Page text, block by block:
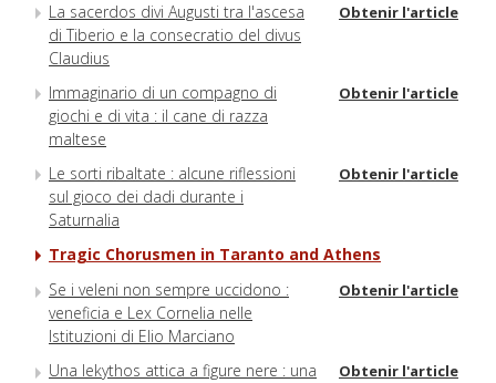
La sacerdos divi Augusti tra l'ascesa
di Tiberio e la consecratio del divus
Claudius
Obtenir l'article
Immaginario di un compagno di
giochi e di vita : il cane di razza
maltese
Obtenir l'article
Le sorti ribaltate : alcune riflessioni
sul gioco dei dadi durante i
Saturnalia
Obtenir l'article
Tragic Chorusmen in Taranto and Athens
Se i veleni non sempre uccidono :
veneficia e Lex Cornelia nelle
Istituzioni di Elio Marciano
Obtenir l'article
Una lekythos attica a figure nere : una
Obtenir l'article